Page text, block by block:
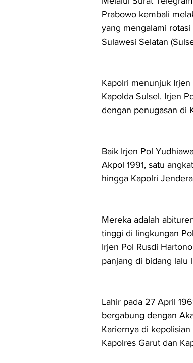
Prabowo kembali
yang mengalami
Sulawesi Selatan
Kapolri menunjuk
Kapolda Sulsel. Irjen
dengan penugasan di
Baik Irjen Pol
Akpol 1991, satu
hingga Kapolri
Mereka adalah
tinggi di lingkungan
Irjen Pol Rusdi
panjang di bidang lalu
Lahir pada 27 April
bergabung dengan
Kariernya di
Kapolres Garut dan